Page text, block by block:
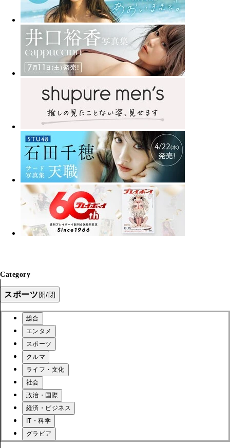
Category
スポーツ開/閉
総合
エンタメ
スポーツ
クルマ
ライフ・文化
社会
政治・国際
経済・ビジネス
IT・科学
グラビア